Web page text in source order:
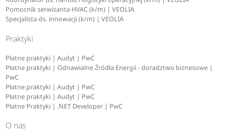
Pomocnik serwisanta HVAC (k/m) | VEOLIA
Specjalista ds. innowacji (k/m) | VEOLIA
Praktyki
Płatne praktyki | Audyt | PwC
Płatne praktyki | Odnawialne Źródła Energii - doradztwo biznesowe |
PwC
Płatne praktyki | Audyt | PwC
Płatne praktyki | Audyt | PwC
Płatne Praktyki | .NET Developer | PwC
O nas